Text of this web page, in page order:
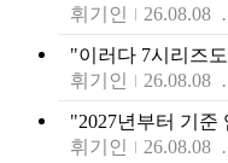
휘기인
휘기인
휘기인